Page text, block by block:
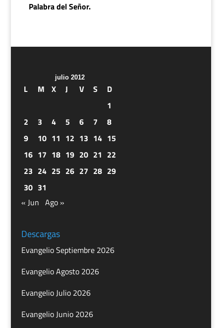
Palabra del Señor.
julio 2012
L M X J V S
D
1
2
3 4 5 6 7
8
9
10 11 12 13 14 15
16 17 18 19 20 21 22
23 24 25 26 27 28 29
30 31
« Jun Ago »
Descargas
Evangelio Septiembre 2026
Evangelio Agosto 2026
Evangelio Julio 2026
Evangelio Junio 2026